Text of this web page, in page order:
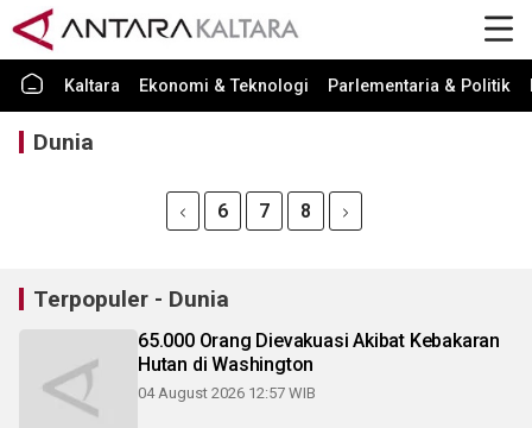
Kaltara Ekonomi & Teknologi Parlementaria & Politik
Dunia
6 7 8
Terpopuler - Dunia
65.000 Orang Dievakuasi Akibat Kebakaran
Hutan di Washington
04 August 2026 12:57 WIB